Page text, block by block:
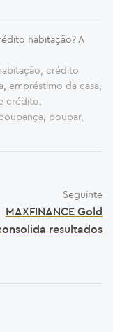
habitação? A
, crédito
, empréstimo da casa,
crédito,
, poupar,
Seguinte
MAXFINANCE Gold
resultados